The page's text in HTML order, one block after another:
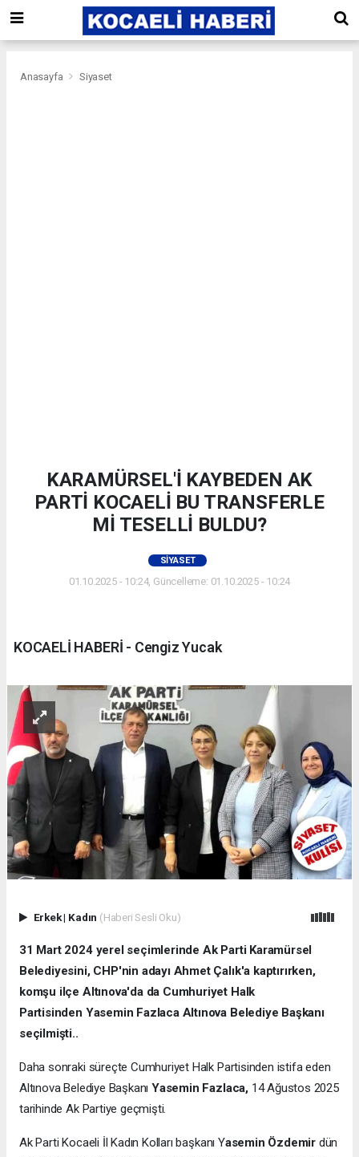
Anasayfa Siyaset
KARAMÜRSEL'İ KAYBEDEN AK
PARTİ KOCAELİ BU TRANSFERLE
Mİ TESELLİ BULDU?
SIYASET
01.10.2025 - 10:24, Güncelleme: 01.10.2025 - 10:24
KOCAELİ HABERİ - Cengiz Yucak
Erkek| Kadın (Haberi Sesli Oku)
31 Mart 2024 yerel seçimlerinde Ak Parti Karamürsel
Belediyesini, CHP'nin adayı Ahmet Çalık'a kaptırırken,
komşu ilçe Altınova'da da Cumhuriyet Halk
Partisinden Yasemin Fazlaca Altınova Belediye Başkanı
seçilmişti..
Daha sonraki süreçte Cumhuriyet Halk Partisinden istifa eden
Altınova Belediye BaşkanıYasemin Fazlaca,14 Ağustos 2025
tarihinde Ak Partiye geçmişti.
Ak Parti Kocaeli İl Kadın Kolları başkanı Yasemin Özdemir dün